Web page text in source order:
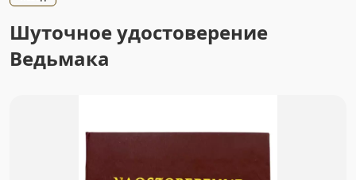
Шуточное удостоверение
Ведьмака